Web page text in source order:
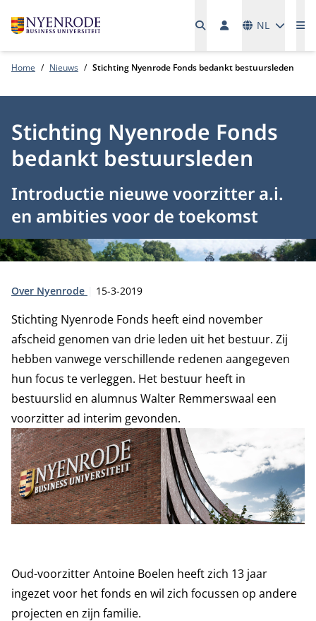
NL
Home Nieuws Stichting Nyenrode Fonds bedankt bestuursleden
Stichting Nyenrode Fonds
bedankt bestuursleden
Introductie nieuwe voorzitter a.i.
en ambities voor de toekomst
Type:
Over Nyenrode Publicatiedatum:
15-3-2019
Stichting Nyenrode Fonds heeft eind november
afscheid genomen van drie leden uit het bestuur. Zij
hebben vanwege verschillende redenen aangegeven
hun focus te verleggen. Het bestuur heeft in
bestuurslid en alumnus Walter Remmerswaal een
voorzitter ad interim gevonden.
Oud-voorzitter Antoine Boelen heeft zich 13 jaar
ingezet voor het fonds en wil zich focussen op andere
projecten en zijn familie.